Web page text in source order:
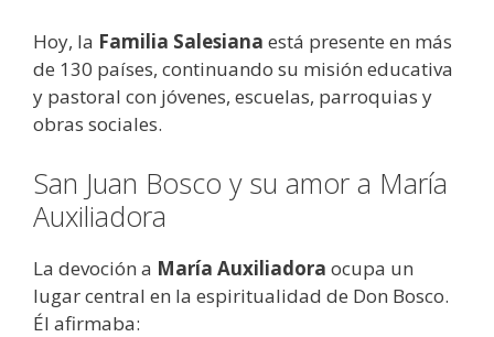
Hoy, la Familia Salesiana está presente en más
de 130 países, continuando su misión educativa
y pastoral con jóvenes, escuelas, parroquias y
obras sociales.
San Juan Bosco y su amor a María
Auxiliadora
La devoción a María Auxiliadora ocupa un
lugar central en la espiritualidad de Don Bosco.
Él afirmaba: